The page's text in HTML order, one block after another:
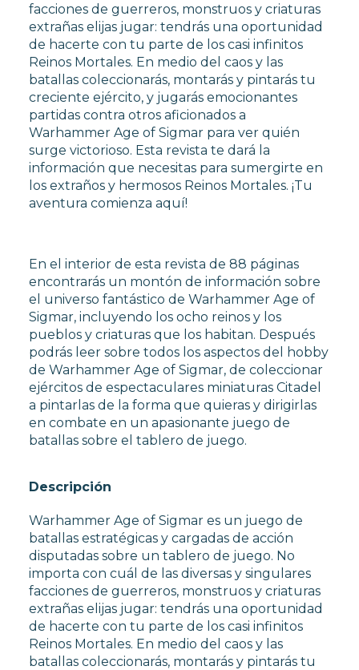
MERCHANDISING
JUEGOS
OUTLET
facciones de guerreros, monstruos y criaturas
extrañas elijas jugar: tendrás una oportunidad
de hacerte con tu parte de los casi infinitos
Reinos Mortales. En medio del caos y las
batallas coleccionarás, montarás y pintarás tu
creciente ejército, y jugarás emocionantes
partidas contra otros aficionados a
Warhammer Age of Sigmar para ver quién
surge victorioso. Esta revista te dará la
información que necesitas para sumergirte en
los extraños y hermosos Reinos Mortales. ¡Tu
aventura comienza aquí!
En el interior de esta revista de 88 páginas
encontrarás un montón de información sobre
el universo fantástico de Warhammer Age of
Sigmar, incluyendo los ocho reinos y los
pueblos y criaturas que los habitan. Después
podrás leer sobre todos los aspectos del hobby
de Warhammer Age of Sigmar, de coleccionar
ejércitos de espectaculares miniaturas Citadel
a pintarlas de la forma que quieras y dirigirlas
en combate en un apasionante juego de
batallas sobre el tablero de juego.
Descripción
Warhammer Age of Sigmar es un juego de
batallas estratégicas y cargadas de acción
disputadas sobre un tablero de juego. No
importa con cuál de las diversas y singulares
facciones de guerreros, monstruos y criaturas
extrañas elijas jugar: tendrás una oportunidad
de hacerte con tu parte de los casi infinitos
Reinos Mortales. En medio del caos y las
batallas coleccionarás, montarás y pintarás tu